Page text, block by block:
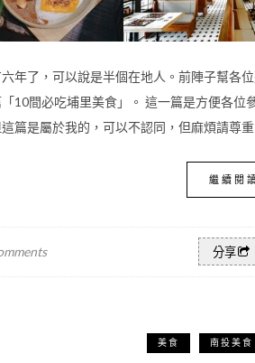
年了，可以說是半個在地人。前陣子幫各
10間必吃埔里美食」。 這一篇是方便各
篇是屬於我的，可以不認同，但麻煩請尊
繼續閱
分享
美食 南投美食